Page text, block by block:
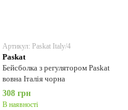
Артикул: Paskat Italy/4
Paskat
Бейсболка з регулятором Paskat
вовна Італія чорна
308 грн
В наявності